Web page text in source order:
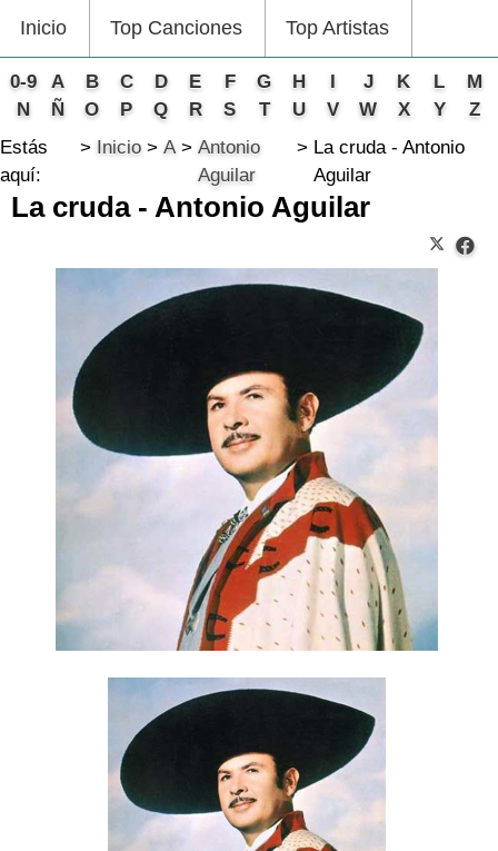
Inicio Top Canciones Top Artistas
0-9 A B C D E F G H I J K L
M
N
Ñ O P Q R S T U V W X Y
Z
Estás
aquí:
Inicio A
Antonio
Aguilar
La cruda - Antonio
Aguilar
La cruda - Antonio Aguilar